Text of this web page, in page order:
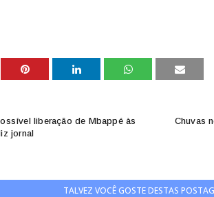
Chuvas
liberação de Mbappé às
jornal
TALVEZ VOCÊ GOSTE DESTAS